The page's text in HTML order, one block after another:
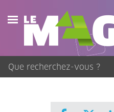
Actualités
Agenda
Publications